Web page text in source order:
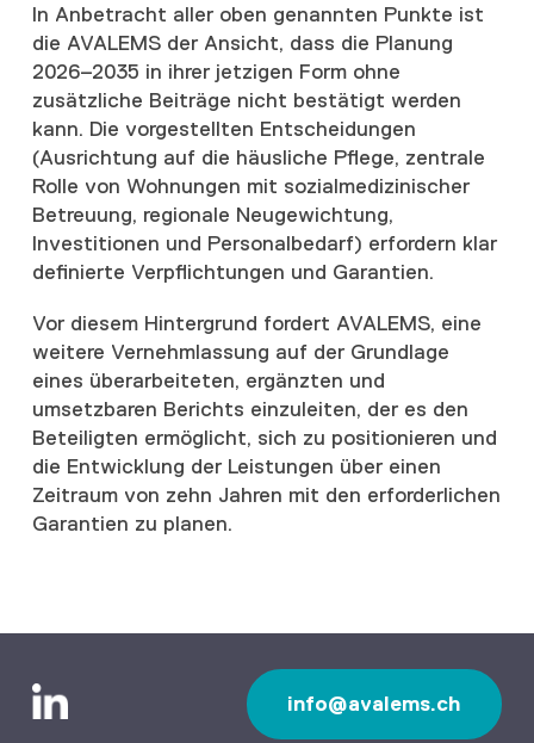
In Anbetracht aller oben genannten Punkte ist
die AVALEMS der Ansicht, dass die Planung
2026–2035 in ihrer jetzigen Form ohne
zusätzliche Beiträge nicht bestätigt werden
kann. Die vorgestellten Entscheidungen
(Ausrichtung auf die häusliche Pflege, zentrale
Rolle von Wohnungen mit sozialmedizinischer
Betreuung, regionale Neugewichtung,
Investitionen und Personalbedarf) erfordern klar
definierte Verpflichtungen und Garantien.
Vor diesem Hintergrund fordert AVALEMS, eine
weitere Vernehmlassung auf der Grundlage
eines überarbeiteten, ergänzten und
umsetzbaren Berichts einzuleiten, der es den
Beteiligten ermöglicht, sich zu positionieren und
die Entwicklung der Leistungen über einen
Zeitraum von zehn Jahren mit den erforderlichen
Garantien zu planen.
info@avalems.ch